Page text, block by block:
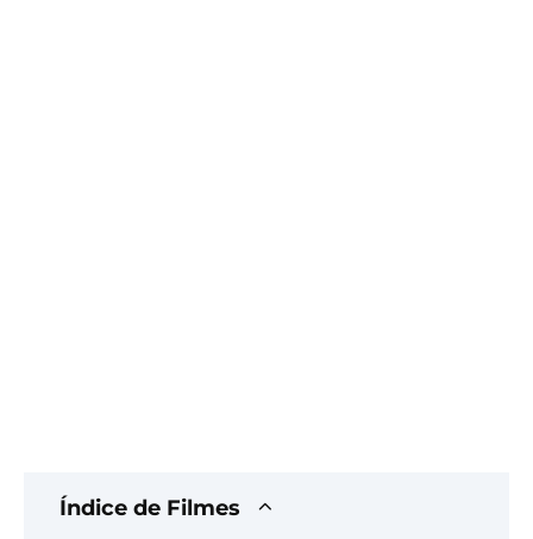
Índice de Filmes